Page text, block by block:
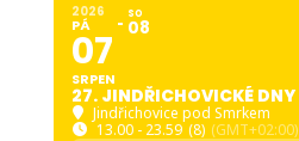
2026
PÁ
07
SRPEN
SO
08
27. JINDŘICHOVICKÉ DNY
Jindřichovice pod Smrkem
13.00 - 23.59 (8) (GMT+02:00)